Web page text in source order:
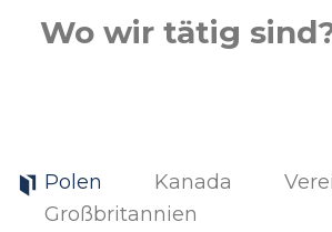
Wo wir tätig
Polen Kanada
Großbritannien